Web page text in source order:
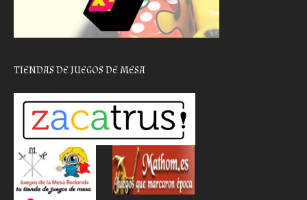
TIENDAS DE JUEGOS DE MESA